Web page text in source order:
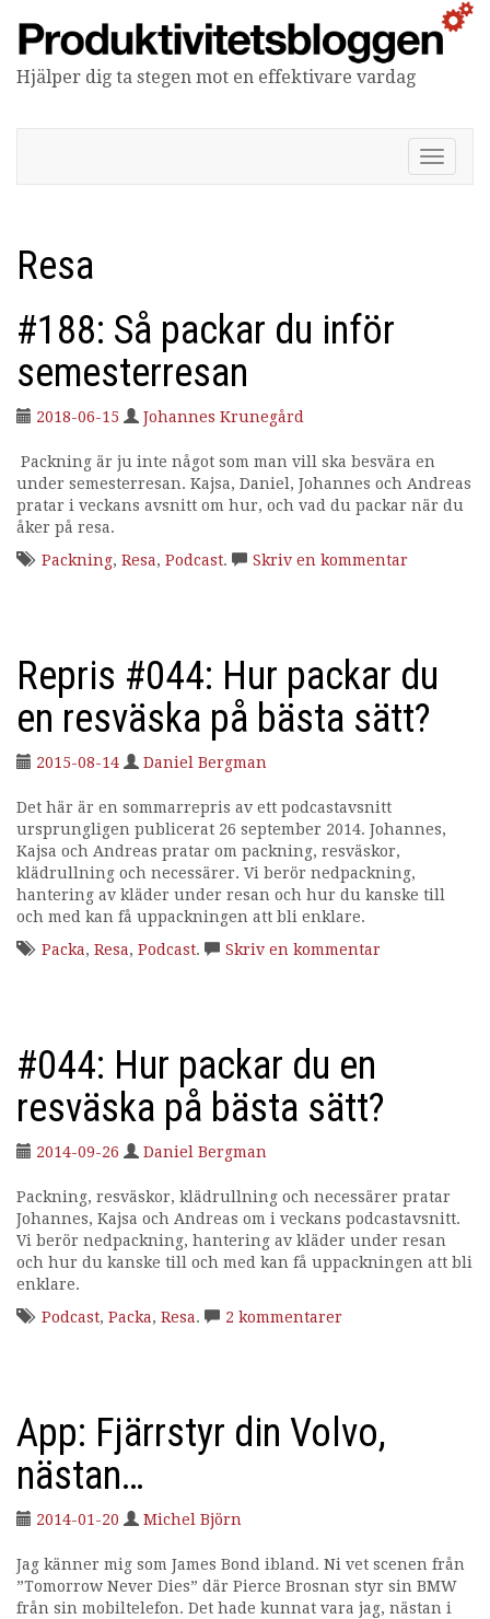
Hjälper dig ta stegen mot en effektivare vardag
V
i
e
r
i
Resa
#188: Så packar du inför
semesterresan
2018-06-15 Johannes Krunegård
Packning är ju inte något som man vill ska besvära en
under semesterresan. Kajsa, Daniel, Johannes och Andreas
pratar i veckans avsnitt om hur, och vad du packar när du
åker på resa.
Packning, Resa, Podcast. Skriv en kommentar
Repris #044: Hur packar du
en resväska på bästa sätt?
2015-08-14 Daniel Bergman
Det här är en sommarrepris av ett podcastavsnitt
ursprungligen publicerat 26 september 2014. Johannes,
Kajsa och Andreas pratar om packning, resväskor,
klädrullning och necessärer. Vi berör nedpackning,
hantering av kläder under resan och hur du kanske till
och med kan få uppackningen att bli enklare.
Packa, Resa, Podcast. Skriv en kommentar
#044: Hur packar du en
resväska på bästa sätt?
2014-09-26 Daniel Bergman
Packning, resväskor, klädrullning och necessärer pratar
Johannes, Kajsa och Andreas om i veckans podcastavsnitt.
Vi berör nedpackning, hantering av kläder under resan
och hur du kanske till och med kan få uppackningen att bli
enklare.
Podcast, Packa, Resa. 2 kommentarer
App: Fjärrstyr din Volvo,
nästan…
2014-01-20 Michel Björn
Jag känner mig som James Bond ibland. Ni vet scenen från
”Tomorrow Never Dies” där Pierce Brosnan styr sin BMW
från sin mobiltelefon. Det hade kunnat vara jag, nästan i